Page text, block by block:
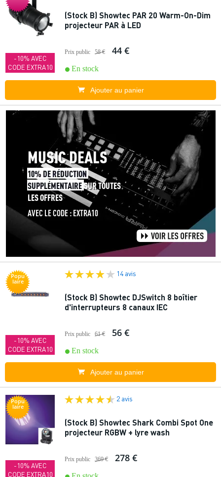
-10% AVEC
CODE EXTRA10
(Stock B) Showtec PAR 20 Warm-On-Dim
projecteur PAR à LED
Prix public 58 € 44 €
En stock
Ajouter au panier
Popu
laire
-10% AVEC
CODE EXTRA10
14 avis
(Stock B) Showtec DJSwitch 8 boîtier
d'interrupteurs 8 canaux IEC
Prix public 61 € 56 €
En stock
Ajouter au panier
Popu
laire
-10% AVEC
CODE EXTRA10
2 avis
(Stock B) Showtec Shark Combi Spot One
projecteur RGBW + lyre wash
Prix public 369 € 278 €